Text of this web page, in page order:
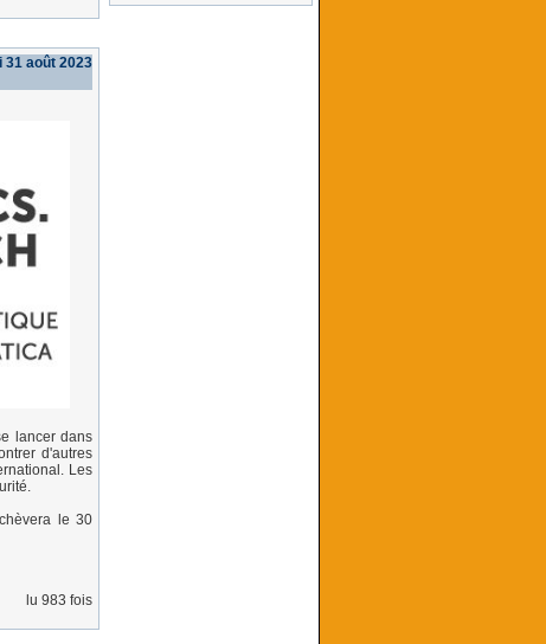
31 août 2023
lancer dans
d'autres
Les
le 30
lu 983 fois